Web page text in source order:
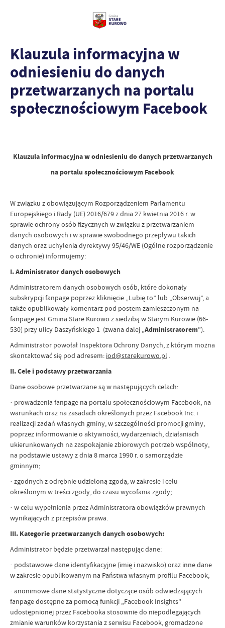
Klauzula informacyjna w
odniesieniu do danych
przetwarzanych na portalu
społecznościowym Facebook
Klauzula informacyjna w odniesieniu do danych przetwarzanych
na portalu społecznościowym Facebook
W związku z obowiązującym Rozporządzeniem Parlamentu
Europejskiego i Rady (UE) 2016/679 z dnia 27 kwietnia 2016 r. w
sprawie ochrony osób fizycznych w związku z przetwarzaniem
danych osobowych i w sprawie swobodnego przepływu takich
danych oraz uchylenia dyrektywy 95/46/WE (Ogólne rozporządzenie
o ochronie) informujemy:
I. Administrator danych osobowych
Administratorem danych osobowych osób, które dokonały
subskrypcji fanpage poprzez kliknięcie „Lubię to” lub „Obserwuj”, a
także opublikowały komentarz pod postem zamieszczonym na
fanpage jest Gmina Stare Kurowo z siedzibą w Starym Kurowie (66-
530) przy ulicy Daszyńskiego 1 (zwana dalej „Administratorem”).
Administrator powołał Inspektora Ochrony Danych, z którym można
skontaktować się pod adresem: iod@starekurowo.pl .
II. Cele i podstawy przetwarzania
Dane osobowe przetwarzane są w następujących celach:
· prowadzenia fanpage na portalu społecznościowym Facebook, na
warunkach oraz na zasadach określonych przez Facebook Inc. i
realizacji zadań własnych gminy, w szczególności promocji gminy,
poprzez informowanie o aktywności, wydarzeniach, działaniach
ukierunkowanych na zaspokajanie zbiorowych potrzeb wspólnoty,
na podstawie ustawy z dnia 8 marca 1990 r. o samorządzie
gminnym;
· zgodnych z odrębnie udzieloną zgodą, w zakresie i celu
określonym w treści zgody, do czasu wycofania zgody;
· w celu wypełnienia przez Administratora obowiązków prawnych
wynikających z przepisów prawa.
III. Kategorie przetwarzanych danych osobowych:
Administrator będzie przetwarzał następując dane:
· podstawowe dane identyfikacyjne (imię i nazwisko) oraz inne dane
w zakresie opublikowanym na Państwa własnym profilu Facebook;
· anonimowe dane statystyczne dotyczące osób odwiedzających
fanpage dostępne za pomocą funkcji „Facebook Insights"
udostępnionej przez Facebooka stosownie do niepodlegających
zmianie warunków korzystania z serwisu Facebook, gromadzone